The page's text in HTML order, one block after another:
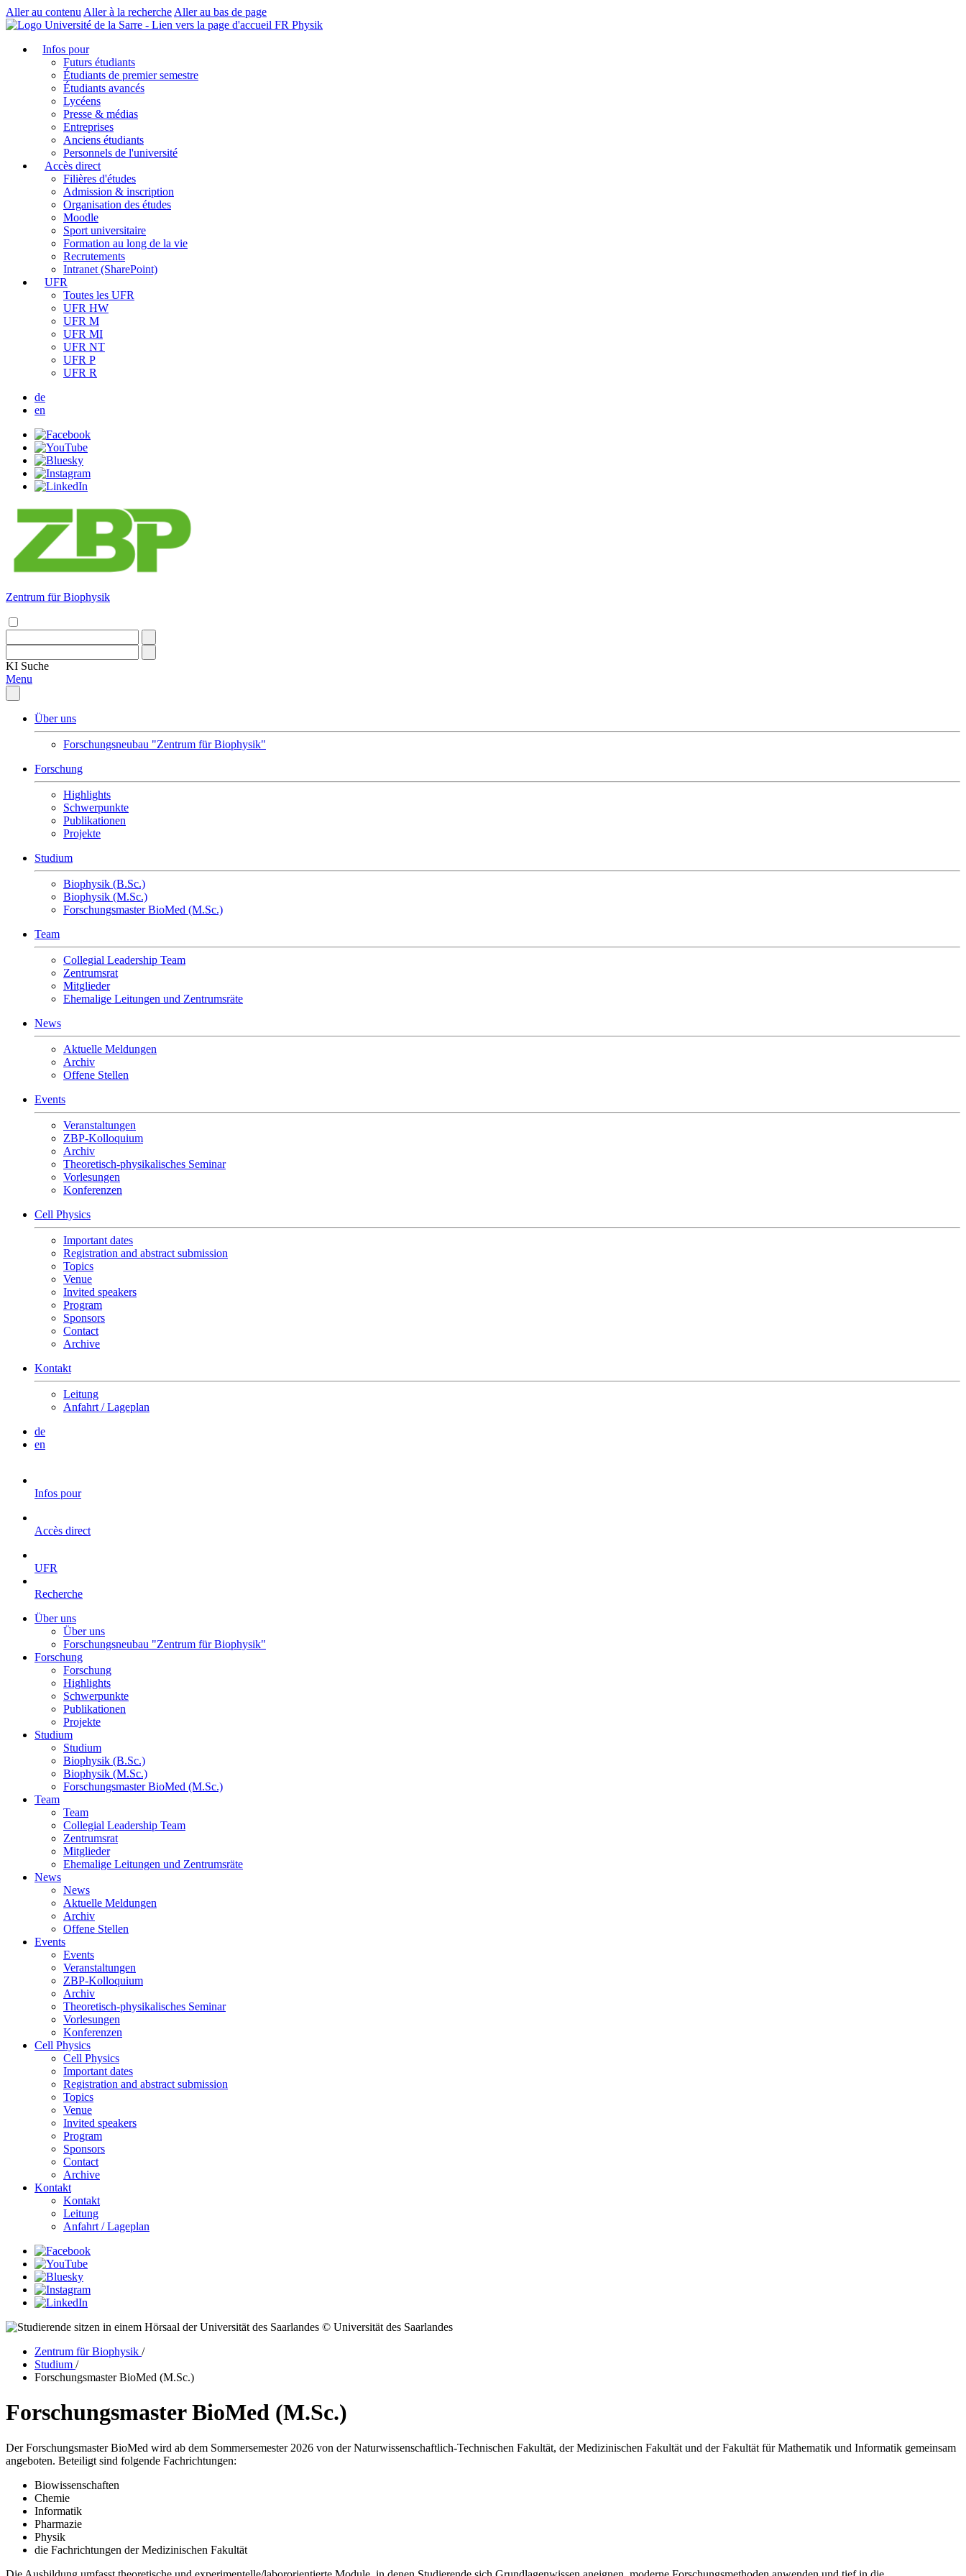
Aller au contenu Aller à la recherche Aller au bas de page
FR Physik
Infos pour
Futurs étudiants
Étudiants de premier semestre
Étudiants avancés
Lycéens
Presse & médias
Entreprises
Anciens étudiants
Personnels de l'université
Accès direct
Filières d'études
Admission & inscription
Organisation des études
Moodle
Sport universitaire
Formation au long de la vie
Recrutements
Intranet (SharePoint)
UFR
Toutes les UFR
UFR HW
UFR M
UFR MI
UFR NT
UFR P
UFR R
de
en
Zentrum für Biophysik
KI Suche
Menu
Über uns
Forschungsneubau "Zentrum für Biophysik"
Forschung
Highlights
Schwerpunkte
Publikationen
Projekte
Studium
Biophysik (B.Sc.)
Biophysik (M.Sc.)
Forschungsmaster BioMed (M.Sc.)
Team
Collegial Leadership Team
Zentrumsrat
Mitglieder
Ehemalige Leitungen und Zentrumsräte
News
Aktuelle Meldungen
Archiv
Offene Stellen
Events
Veranstaltungen
ZBP-Kolloquium
Archiv
Theoretisch-physikalisches Seminar
Vorlesungen
Konferenzen
Cell Physics
Important dates
Registration and abstract submission
Topics
Venue
Invited speakers
Program
Sponsors
Contact
Archive
Kontakt
Leitung
Anfahrt / Lageplan
de
en
Infos pour
Accès direct
UFR
Recherche
Über uns
Über uns
Forschungsneubau "Zentrum für Biophysik"
Forschung
Forschung
Highlights
Schwerpunkte
Publikationen
Projekte
Studium
Studium
Biophysik (B.Sc.)
Biophysik (M.Sc.)
Forschungsmaster BioMed (M.Sc.)
Team
Team
Collegial Leadership Team
Zentrumsrat
Mitglieder
Ehemalige Leitungen und Zentrumsräte
News
News
Aktuelle Meldungen
Archiv
Offene Stellen
Events
Events
Veranstaltungen
ZBP-Kolloquium
Archiv
Theoretisch-physikalisches Seminar
Vorlesungen
Konferenzen
Cell Physics
Cell Physics
Important dates
Registration and abstract submission
Topics
Venue
Invited speakers
Program
Sponsors
Contact
Archive
Kontakt
Kontakt
Leitung
Anfahrt / Lageplan
© Universität des Saarlandes
Zentrum für Biophysik /
Studium /
Forschungsmaster BioMed (M.Sc.)
Forschungsmaster BioMed (M.Sc.)
Der Forschungsmaster BioMed wird ab dem Sommersemester 2026 von der Naturwissenschaftlich-Technischen Fakultät, der Medizinischen Fakultät und der Fakultät für Mathematik und Informatik gemeinsam
angeboten. Beteiligt sind folgende Fachrichtungen:
Biowissenschaften
Chemie
Informatik
Pharmazie
Physik
die Fachrichtungen der Medizinischen Fakultät